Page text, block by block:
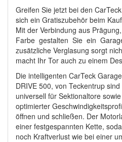
Greifen Sie jetzt bei den
sich ein Gratiszubehör beim
Mit der Verbindung aus
Farbe gestalten Sie ein
zusätzliche Verglasung sorgt
macht Ihr Tor auch zu einem
Die intelligenten CarTeck
DRIVE 500, von Teckentrup
universell für Sektionaltore
optimierter
öffnen und schließen. Der
einer festgespannten Kette,
noch Kraftverlust wie bei einer